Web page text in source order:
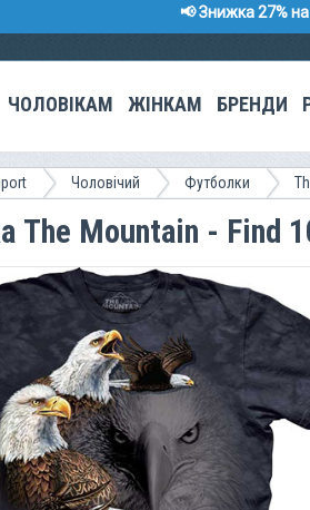
📢 Знижка 27%
ЧОЛОВІКАМ ЖІНКАМ БРЕНДИ
Чоловічий Футболки
The Mountain - Find